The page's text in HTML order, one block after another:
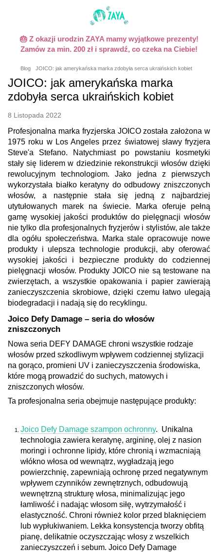
🎂 Z okazji urodzin ZAYA mamy wyjątkowe prezenty!
Zamów za min. 200 zł i sprawdź, co czeka na Ciebie!
Blog JOICO: jak amerykańska marka zdobyła serca ukraińskich kobiet
JOICO: jak amerykańska marka
zdobyła serca ukraińskich kobiet
8 Listopada 2022
Profesjonalna marka fryzjerska JOICO została założona w
1975 roku w Los Angeles przez światowej sławy fryzjera
Steve'a Stefano. Natychmiast po powstaniu kosmetyki
stały się liderem w dziedzinie rekonstrukcji włosów dzięki
rewolucyjnym technologiom. Jako jedna z pierwszych
wykorzystała białko keratyny do odbudowy zniszczonych
włosów, a następnie stała się jedną z najbardziej
utytułowanych marek na świecie. Marka oferuje pełną
gamę wysokiej jakości produktów do pielęgnacji włosów
nie tylko dla profesjonalnych fryzjerów i stylistów, ale także
dla ogółu społeczeństwa. Marka stale opracowuje nowe
produkty i ulepsza technologie produkcji, aby oferować
wysokiej jakości i bezpieczne produkty do codziennej
pielęgnacji włosów. Produkty JOICO nie są testowane na
zwierzętach, a wszystkie opakowania i papier zawierają
zanieczyszczenia skrobiowe, dzięki czemu łatwo ulegają
biodegradacji i nadają się do recyklingu.
Joico Defy Damage – seria do włosów
zniszczonych
Nowa seria DEFY DAMAGE chroni wszystkie rodzaje
włosów przed szkodliwym wpływem codziennej stylizacji
na gorąco, promieni UV i zanieczyszczenia środowiska,
które mogą prowadzić do suchych, matowych i
zniszczonych włosów.
Ta profesjonalna seria obejmuje następujące produkty:
Joico Defy Damage szampon ochronny. Unikalna
technologia zawiera keratynę, argininę, olej z nasion
moringi i ochronne lipidy, które chronią i wzmacniają
włókno włosa od wewnątrz, wygładzają jego
powierzchnię, zapewniają ochronę przed negatywnym
wpływem czynników zewnętrznych, odbudowują
wewnętrzną strukturę włosa, minimalizując jego
łamliwość i nadając włosom siłę, wytrzymałość i
elastyczność. Chroni również kolor przed blaknięciem
lub wypłukiwaniem. Lekka konsystencja tworzy obfitą
pianę, delikatnie oczyszczając włosy z wszelkich
zanieczyszczeń i sebum. Joico Defy Damage